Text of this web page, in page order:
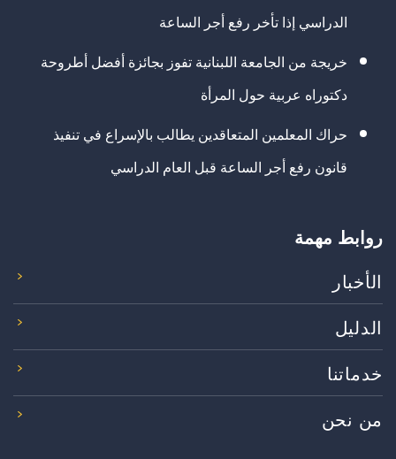
الدراسي إذا تأخر رفع أجر الساعة
خريجة من الجامعة اللبنانية تفوز بجائزة أفضل أطروحة
دكتوراه عربية حول المرأة
حراك المعلمين المتعاقدين يطالب بالإسراع في تنفيذ
قانون رفع أجر الساعة قبل العام الدراسي
روابط مهمة
الأخبار
الدليل
خدماتنا
من نحن